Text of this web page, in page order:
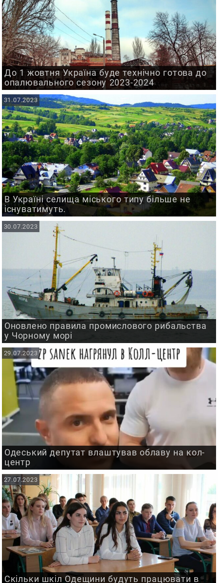
До 1 жовтня Україна буде технічно готова до
опалювального сезону 2023-2024
В Україні селища міського типу більше не
існуватимуть.
31.07.2023
Оновлено правила промислового рибальства
у Чорному морі
30.07.2023
Одеський депутат влаштував облаву на кол-
центр
29.07.2023
Скільки шкіл Одещини будуть працювати в
27.07.2023